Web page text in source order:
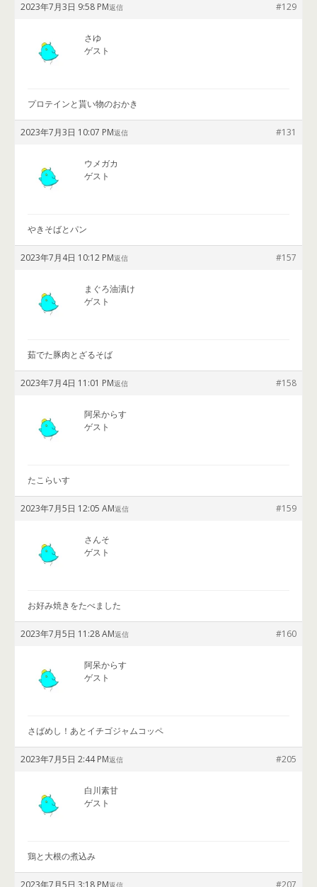
2023年7月3日 9:58 PM #129
返信
さゆ
ゲスト
プロテインと貰い物のおかき
2023年7月3日 10:07 PM #131
返信
ウメガカ
ゲスト
やきそばとパン
2023年7月4日 10:12 PM #157
返信
まぐろ油漬け
ゲスト
茹でた豚肉とざるそば
2023年7月4日 11:01 PM #158
返信
阿呆からす
ゲスト
たこらいす
2023年7月5日 12:05 AM #159
返信
さんそ
ゲスト
お好み焼きをたべました
2023年7月5日 11:28 AM #160
返信
阿呆からす
ゲスト
さばめし！あとイチゴジャムコッペ
2023年7月5日 2:44 PM #205
返信
白川素甘
ゲスト
鶏と大根の煮込み
2023年7月5日 3:18 PM #207
返信